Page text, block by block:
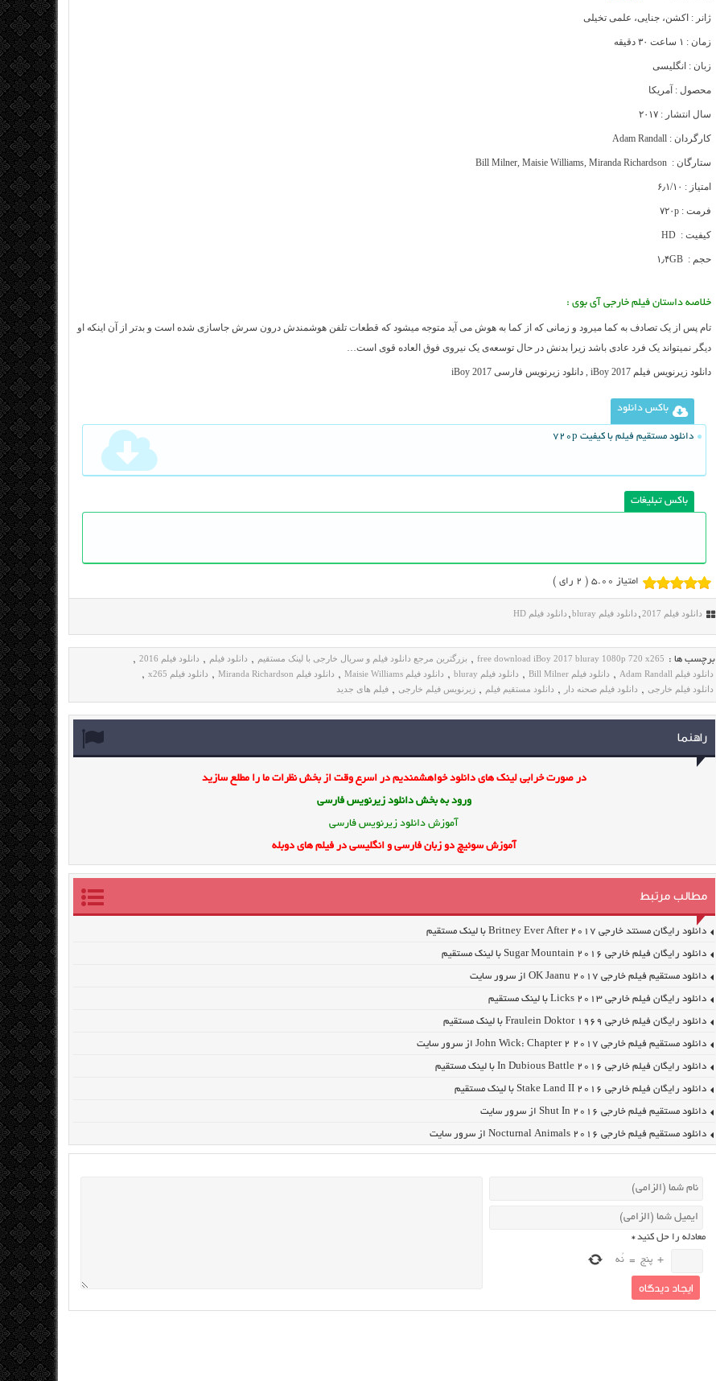
ژانر : اکشن، جنایی، علمی تخیلی
زمان : ۱ ساعت ۳۰ دقیقه
زبان : انگلیسی
محصول : آمریکا
سال انتشار : ۲۰۱۷
کارگردان :
ستارگان : Bill Milner, Maisie Williams, Miranda Richardson
امتیاز : ۶٫۱/۱۰
فرمت : ۷۲۰p
کیفیت : HD
حجم : ۱٫۴GB
خلاصه داستان فیلم خارجی آی بوی:
تام پس از یک تصادف به کما میرود و زمانی که از کما به هوش می آید متوجه میشود که قطعات تلفن هوشمندش درون سرش جاسازی شده است و بدتر از آن اینکه او
دیگر نمیتواند یک فرد عادی باشد زیرا بدنش در حال توسعه‌ی یک نیروی فوق العاده قوی است…
دانلود زیرنویس فیلم iBoy 2017 , دانلود زیرنویس فارسی iBoy 2017
باکس دانلود
دانلود مستقیم فیلم با کیفیت 720p
باکس تبلیغات
امتیاز 5.00 ( 2 رای )
دانلود فیلم 2017 , دانلود فیلم bluray , دانلود فیلم HD
برچسب ها : free download iBoy 2017 bluray 1080p 720 x265
, بزرگترین مرجع دانلود فیلم و سریال خارجی با لینک مستقیم , دانلود فیلم , دانلود فیلم 2016 ,
دانلود فیلم Adam Randall , دانلود فیلم Bill Milner , دانلود فیلم bluray , دانلود فیلم Maisie Williams , دانلود فیلم Miranda Richardson , دانلود فیلم x265 ,
دانلود فیلم خارجی , دانلود فیلم صحنه دار , دانلود مستقیم فیلم , زیرنویس فیلم خارجی , فیلم های جدید
راهنما
در صورت خرابی لینک های دانلود خواهشمندیم در اسرع وقت از بخش نظرات ما را مطلع سازید
ورود به بخش دانلود زیرنویس فارسی
آموزش دانلود زیرنویس فارسی
آموزش سوئیچ دو زبان فارسی و انگلیسی در فیلم های دوبله
مطالب مرتبط
دانلود رایگان مسنتد خارجی Britney Ever After 2017 با لینک مستقیم
دانلود رایگان فیلم خارجی Sugar Mountain 2016 با لینک مستقیم
دانلود مستقیم فیلم خارجی OK Jaanu 2017 از سرور سایت
دانلود رایگان فیلم خارجی Licks 2013 با لینک مستقیم
دانلود رایگان فیلم خارجی Fraulein Doktor 1969 با لینک مستقیم
دانلود مستقیم فیلم خارجی John Wick: Chapter 2 2017 از سرور سایت
دانلود رایگان فیلم خارجی In Dubious Battle 2016 با لینک مستقیم
دانلود رایگان فیلم خارجی Stake Land II 2016 با لینک مستقیم
دانلود مستقیم فیلم خارجی Shut In 2016 از سرور سایت
دانلود مستقیم فیلم خارجی Nocturnal Animals 2016 از سرور سایت
معادله را حل کنید*
+ پنج = نُه